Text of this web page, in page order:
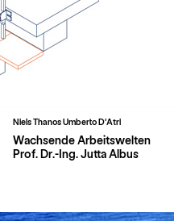
Niels Thanos Umberto D’Atri
Wachsende Arbeitswelten
Prof. Dr.-Ing. Jutta Albus